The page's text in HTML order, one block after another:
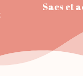
Sacs et